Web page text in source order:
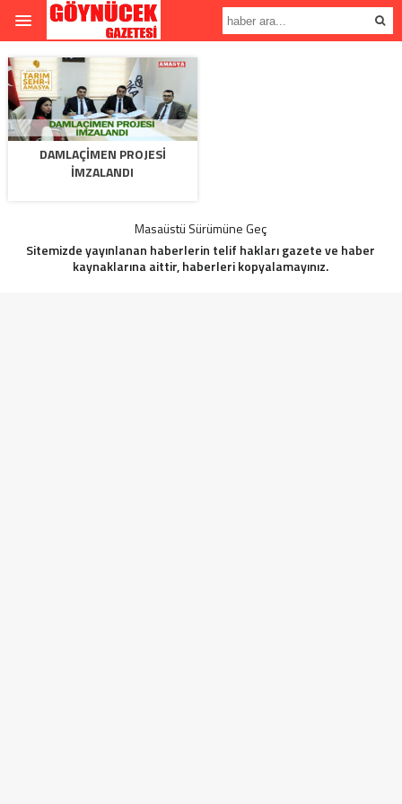
DAMLAÇİMEN PROJESİ
İMZALANDI
Masaüstü Sürümüne Geç
Sitemizde yayınlanan haberlerin telif hakları gazete ve haber
kaynaklarına aittir, haberleri kopyalamayınız.